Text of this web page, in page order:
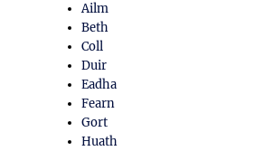
Ailm
Beth
Coll
Duir
Eadha
Fearn
Gort
Huath